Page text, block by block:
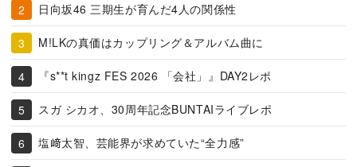
日向坂46 三期生が育んだ4人の関係性
M!LKの真価はカップリング＆アルバム曲に
『s**t kingz FES 2026 「会社」』DAY2レポ
スガ シカオ、30周年記念BUNTAIライブレポ
塩﨑太智、芸能界が求めていた“全力感”